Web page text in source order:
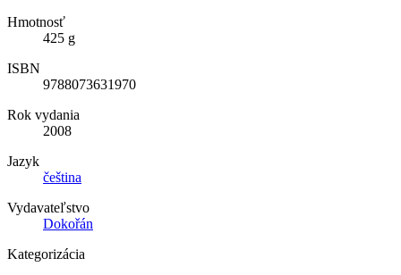
Hmotnosť
425 g
ISBN
9788073631970
Rok vydania
2008
Jazyk
čeština
Vydavateľstvo
Dokořán
Kategorizácia